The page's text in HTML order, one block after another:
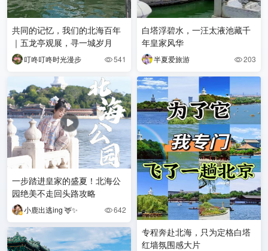
共同的记忆，我们的北海百年
｜五龙亭观展，寻一城岁月
叮咚叮咚时光漫步 541
一步踏进皇家的盛夏！北海公
园绝美不走回头路攻略
小鹿出逃ing 🦌✨ 642
白塔浮碧水，一汪太液池藏千
年皇家风华
半夏爱旅游 203
专程奔赴北海，只为定格白塔
红墙氛围感大片